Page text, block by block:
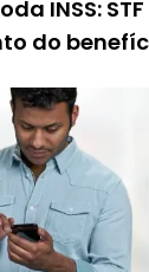
INSS: STF
do